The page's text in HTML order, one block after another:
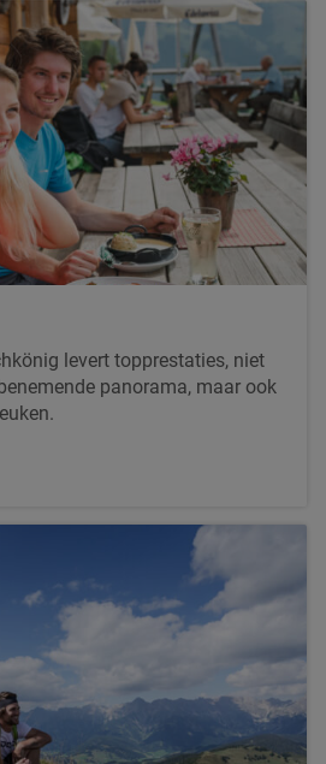
levert topprestaties, niet
panorama, maar ook